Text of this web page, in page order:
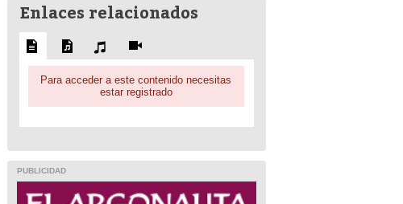
Enlaces relacionados
Para acceder a este contenido necesitas
estar registrado
PUBLICIDAD